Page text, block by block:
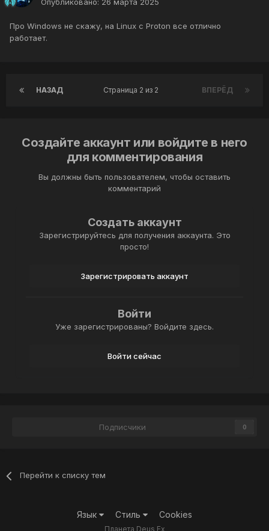
Опубликовано: 26 марта 2025
Про Windows не скажу, на Linux с Proton все отлично
работает.
НАЗАД ВПЕРЁД
Страница 2 из 2
Создайте аккаунт или войдите в него
для комментирования
Вы должны быть пользователем, чтобы оставить
комментарий
Создать аккаунт
Зарегистрируйтесь для получения аккаунта. Это
просто!
Зарегистрировать аккаунт
Войти
Уже зарегистрированы? Войдите здесь.
Войти сейчас
Подписчики 0
Перейти к списку тем
Язык Стиль Cookies
Планета Deus Ex